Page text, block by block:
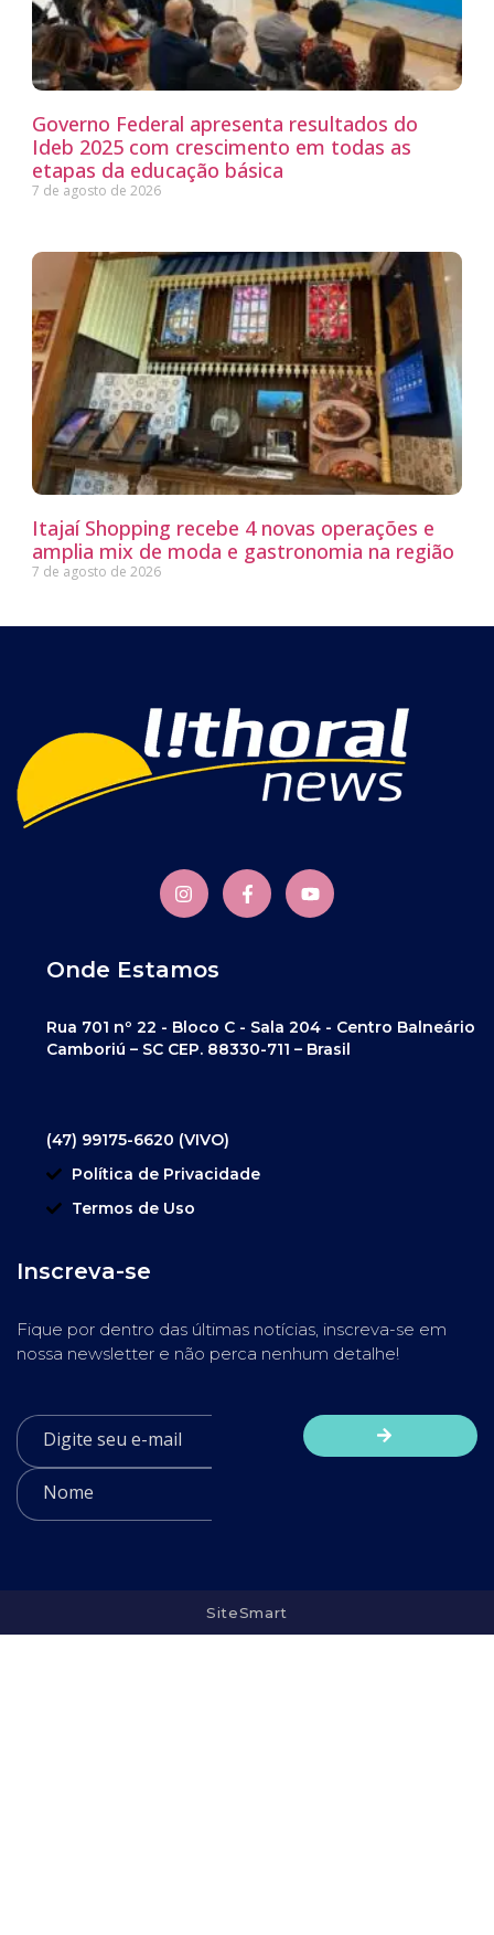
Governo Federal apresenta resultados do
Ideb 2025 com crescimento em todas as
etapas da educação básica
7 de agosto de 2026
Itajaí Shopping recebe 4 novas operações e
amplia mix de moda e gastronomia na região
7 de agosto de 2026
Onde Estamos
Rua 701 nº 22 - Bloco C - Sala 204 - Centro Balneário
Camboriú – SC CEP. 88330-711 – Brasil
(47) 99175-6620 (VIVO)
Política de Privacidade
Termos de Uso
Inscreva-se
Fique por dentro das últimas notícias, inscreva-se em
nossa newsletter e não perca nenhum detalhe!
SiteSmart